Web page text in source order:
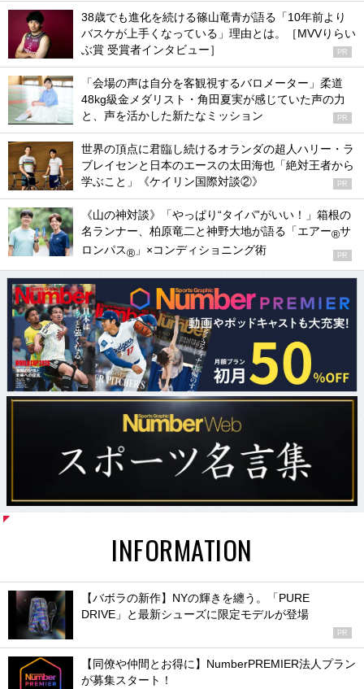
38歳でも進化を続ける篠山竜青が語る「10年前より
バスケが上手くなっている」理由とは。［MVVりらい
ぶ賞 受賞者インタビュー］
PR
「会場の声は自分を客観視するバロメーター」柔道
48kg級金メダリスト・角田夏実が感じていた声の力
と、声を活かした新たなミッション
PR
世界の頂点に君臨し続けるオランダの超人ハリー・ラ
ブレイセンと日本のエースの太田海也「絶対王者から
学ぶこと」《ケイリン国際対談②》
PR
《山の神対談》「やっぱり“タイパ”がいい！」箱根の
名ランナー、柏原竜二と神野大地が語る「エアー®サ
ロンパス® 」×コンディショニング術 PR
INFORMATION
【バボラの新作】NYの輝きを纏う。「PURE
DRIVE」と最新シューズに限定モデルが登場
PR
【同僚や仲間とお得に】NumberPREMIER法人プラン
が募集スタート！